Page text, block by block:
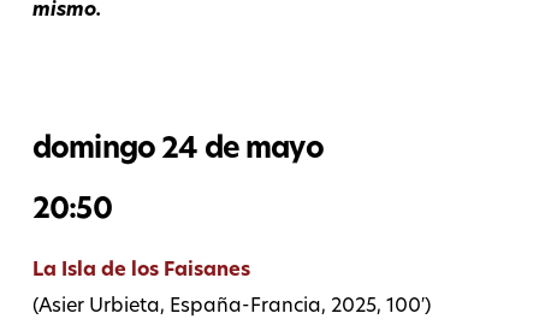
mismo.
domingo 24 de mayo
20:50
La Isla de los Faisanes
(Asier Urbieta, España-Francia, 2025, 100′)